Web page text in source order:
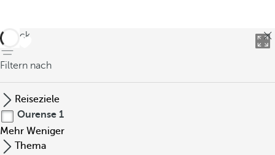
zurück
Filtern nach
Reiseziele
Ourense 1
Mehr Weniger
Thema